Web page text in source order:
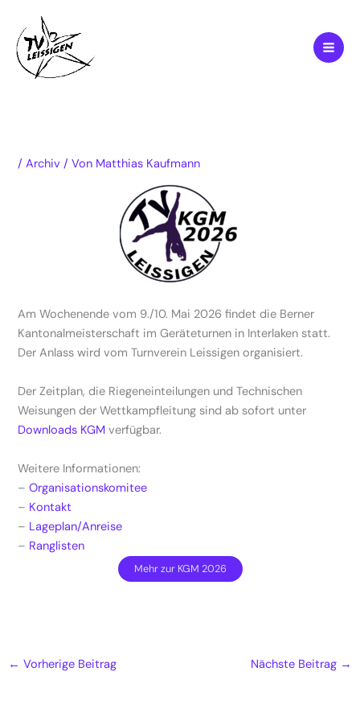
Inhalt
springen
/Archiv / Von Matthias Kaufmann
Am Wochenende vom 9./10. Mai 2026 findet die Berner
Kantonalmeisterschaft im Geräteturnen in Interlaken statt.
Der Anlass wird vom Turnverein Leissigen organisiert.
Der Zeitplan, die Riegeneinteilungen und Technischen
Weisungen der Wettkampfleitung sind ab sofort unter
Downloads KGM verfügbar.
Weitere Informationen:
–Organisationskomitee
– Kontakt
– Lageplan/Anreise
– Ranglisten
Mehr zur KGM 2026
← Vorherige Beitrag Nächste Beitrag →